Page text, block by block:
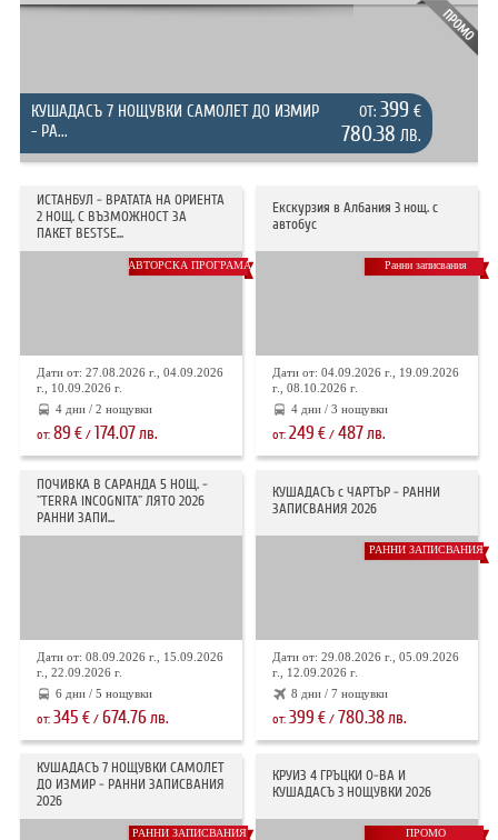
КУШАДАСЪ 7 НОЩУВКИ САМОЛЕТ ДО ИЗМИР
- РА...
ОТ: 399 €
780.38 ЛВ.
ИСТАНБУЛ - ВРАТАТА НА ОРИЕНТА
2 НОЩ. С ВЪЗМОЖНОСТ ЗА
ПАКЕТ BESTSE...
АВТОРСКА ПРОГРАМА
Дати от: 27.08.2026 г., 04.09.2026
г., 10.09.2026 г.
4 дни / 2 нощувки
от: 89 €/ 174.07лв.
Екскурзия в Албания 3 нощ. с
автобус
Ранни записвания
Дати от: 04.09.2026 г., 19.09.2026
г., 08.10.2026 г.
4 дни / 3 нощувки
от:249 € /487лв.
ПОЧИВКА В САРАНДА 5 НОЩ. -
"TERRA INCOGNITA" ЛЯТО 2026
РАННИ ЗАПИ...
Дати от: 08.09.2026 г., 15.09.2026
г., 22.09.2026 г.
6 дни / 5 нощувки
от: 345 €/ 674.76 лв.
КУШАДАСЪ с ЧАРТЪР - РАННИ
ЗАПИСВАНИЯ 2026
РАННИ ЗАПИСВАНИЯ
Дати от: 29.08.2026 г., 05.09.2026
г., 12.09.2026 г.
8 дни / 7 нощувки
от:399 € / 780.38 лв.
КУШАДАСЪ 7 НОЩУВКИ САМОЛЕТ
ДО ИЗМИР - РАННИ ЗАПИСВАНИЯ
2026
РАННИ ЗАПИСВАНИЯ
КРУИЗ 4 ГРЪЦКИ О-ВА И
КУШАДАСЪ 3 НОЩУВКИ 2026
ПРОМО